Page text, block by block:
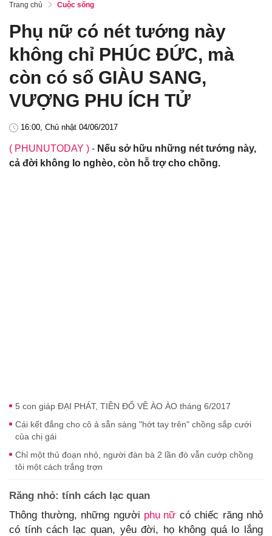
Trang chủ Cuộc sống
Phụ nữ có nét tướng này
không chỉ PHÚC ĐỨC, mà
còn có số GIÀU SANG,
VƯỢNG PHU ÍCH TỬ
16:00, Chủ nhật 04/06/2017
( PHUNUTODAY ) - Nếu sở hữu những nét tướng này,
cả đời không lo nghèo, còn hỗ trợ cho chồng.
5 con giáp ĐẠI PHÁT, TIỀN ĐỔ VỀ ÀO ÀO tháng 6/2017
Cái kết đắng cho cô ả sẵn sàng "hớt tay trên" chồng sắp cưới
của chị gái
Chỉ một thủ đoạn nhỏ, người đàn bà 2 lần đò vẫn cướp chồng
tôi một cách trắng trợn
Răng nhỏ: tính cách lạc quan
Thông thường, những người phụ nữ có chiếc răng nhỏ
có tính cách lạc quan, yêu đời, họ không quá lo lắng